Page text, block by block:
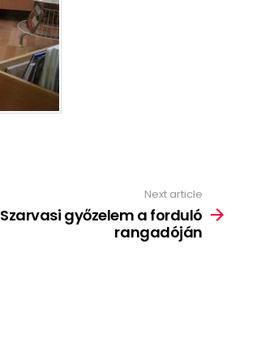
Next article
Szarvasi győzelem a forduló
rangadóján